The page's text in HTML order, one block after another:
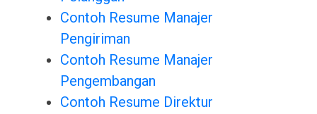
Contoh Resume Manajer
Pengiriman
Contoh Resume Manajer
Pengembangan
Contoh Resume Direktur